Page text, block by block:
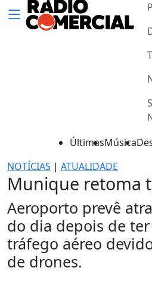
ÚltimasMúsica
NOTÍCIAS | ATUALIDADE
Munique retoma
Aeroporto prevê
do dia depois de
tráfego aéreo
de drones.